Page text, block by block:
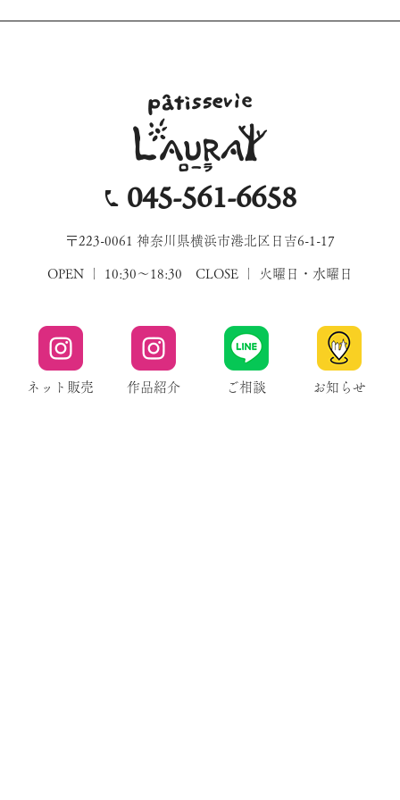
045-561-6658
〒223-0061 神奈川県横浜市港北区日吉6-1-17
OPEN ｜ 10:30～18:30 CLOSE ｜ 火曜日・水曜日
ネット販売 作品紹介 ご相談 お知らせ